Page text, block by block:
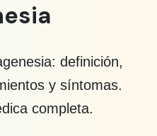
definición,
y síntomas.
completa.